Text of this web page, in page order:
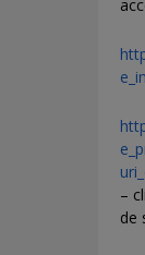
–
de